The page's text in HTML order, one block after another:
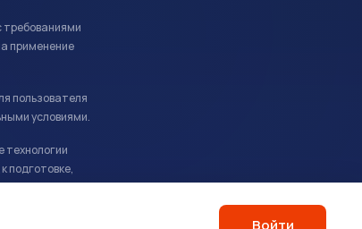
Войти
требованиями
применение
пользователя
условиями.
технологии
подготовке,